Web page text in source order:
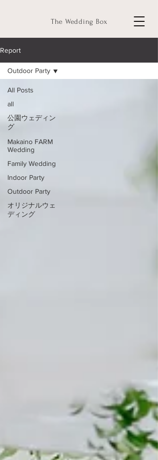
The Wedding Box
Report
All Posts
all
公園ウェディン
グ
Makaino FARM
Wedding
Family Wedding
Indoor Party
Outdoor Party
オリジナルウェ
ディング
Outdoor Party